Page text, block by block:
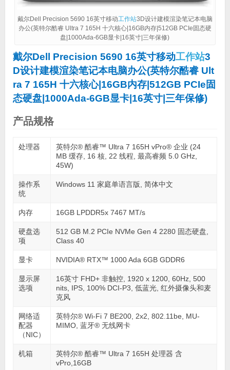
戴尔Dell Precision 5690 16英寸移动工作站3D设计建模渲染笔记本电脑
办公(英特尔酷睿 Ultra 7 165H 十六核心|16GB内存|512GB PCIe固态硬
盘|1000Ada-6GB显卡|16英寸|三年保修)
戴尔Dell Precision 5690 16英寸移动工作站3
D设计建模渲染笔记本电脑办公(英特尔酷睿 Ult
ra 7 165H 十六核心|16GB内存|512GB PCIe固
态硬盘|1000Ada-6GB显卡|16英寸|三年保修)
产品规格
处理器
英特尔® 酷睿™ Ultra 7 165H vPro® 企业 (24
MB 缓存, 16 核, 22 线程, 最高睿频 5.0 GHz,
45W)
操作系
统
Windows 11 家庭单语言版, 简体中文
内存 16GB LPDDR5x 7467 MT/s
硬盘选
项
512 GB M.2 PCIe NVMe Gen 4 2280 固态硬盘,
Class 40
显卡 NVIDIA® RTX™ 1000 Ada 6GB GDDR6
显示屏
选项
16英寸 FHD+ 非触控, 1920 x 1200, 60Hz, 500
nits, IPS, 100% DCI-P3, 低蓝光, 红外摄像头和麦
克风
网络适
配器
（NIC）
英特尔® Wi-Fi 7 BE200, 2x2, 802.11be, MU-
MIMO, 蓝牙® 无线网卡
机箱
英特尔® 酷睿™ Ultra 7 165H 处理器 含
vPro,16GB